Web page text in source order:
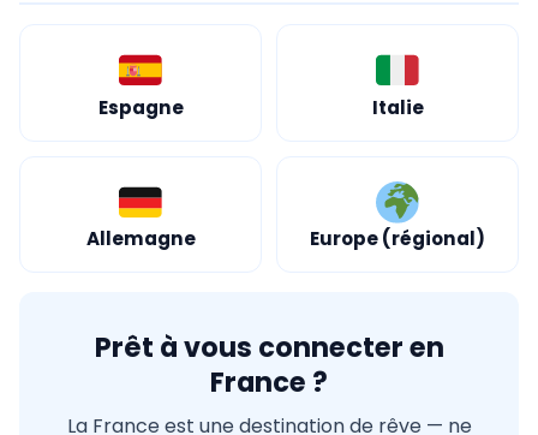
Espagne Italie
Allemagne Europe (régional)
Prêt à vous connecter en
France ?
La France est une destination de rêve — ne